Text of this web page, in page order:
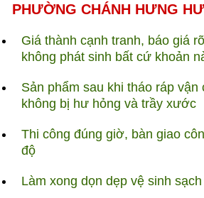
PHƯỜNG CHÁNH HƯNG
Giá thành cạnh tranh, báo giá
không phát sinh bất cứ khoản
Sản phẩm sau khi tháo ráp vận
không bị hư hỏng và trầy xước
Thi công đúng giờ, bàn giao
độ
Làm xong dọn dẹp vệ sinh sạch